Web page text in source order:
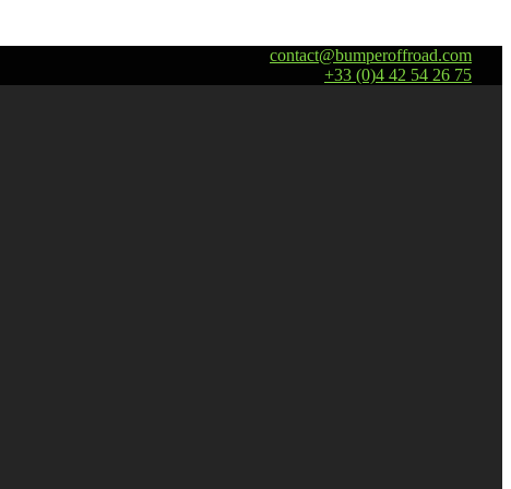
contact@bumperoffroad.com
+33 (0)4 42 54 26 75